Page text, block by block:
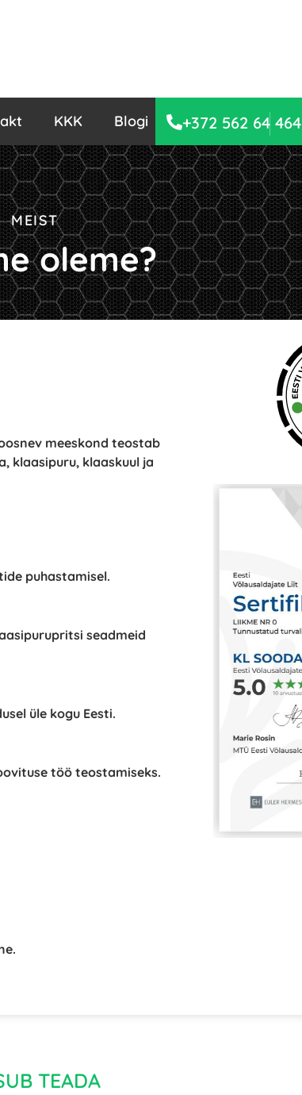
KKK Blogi +372 562 64 464
MEIST
oleme?
meeskond teostab
klaasipuru, klaaskuul ja
puhastamisel.
seadmeid
üle kogu Eesti.
töö teostamiseks.
TEADA